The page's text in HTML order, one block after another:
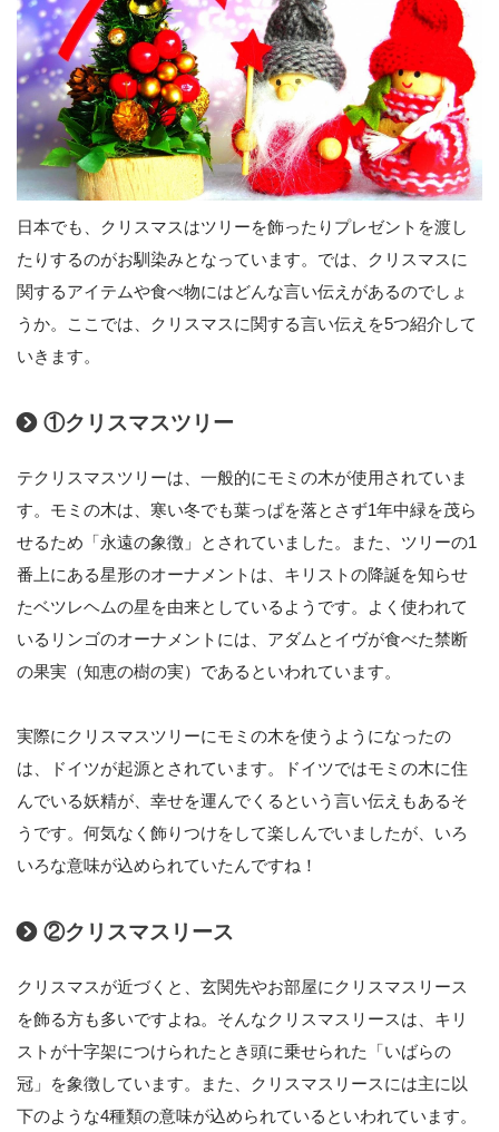
日本でも、クリスマスはツリーを飾ったりプレゼントを渡し
たりするのがお馴染みとなっています。では、クリスマスに
関するアイテムや食べ物にはどんな言い伝えがあるのでしょ
うか。ここでは、クリスマスに関する言い伝えを5つ紹介して
いきます。
①クリスマスツリー
テクリスマスツリーは、一般的にモミの木が使用されていま
す。モミの木は、寒い冬でも葉っぱを落とさず1年中緑を茂ら
せるため「永遠の象徴」とされていました。また、ツリーの1
番上にある星形のオーナメントは、キリストの降誕を知らせ
たベツレヘムの星を由来としているようです。よく使われて
いるリンゴのオーナメントには、アダムとイヴが食べた禁断
の果実（知恵の樹の実）であるといわれています。
実際にクリスマスツリーにモミの木を使うようになったの
は、ドイツが起源とされています。ドイツではモミの木に住
んでいる妖精が、幸せを運んでくるという言い伝えもあるそ
うです。何気なく飾りつけをして楽しんでいましたが、いろ
いろな意味が込められていたんですね！
②クリスマスリース
クリスマスが近づくと、玄関先やお部屋にクリスマスリース
を飾る方も多いですよね。そんなクリスマスリースは、キリ
ストが十字架につけられたとき頭に乗せられた「いばらの
冠」を象徴しています。また、クリスマスリースには主に以
下のような4種類の意味が込められているといわれています。